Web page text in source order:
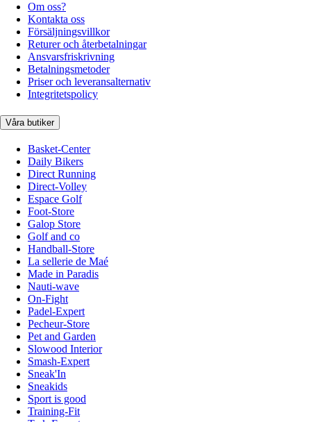
Om oss?
Kontakta oss
Försäljningsvillkor
Returer och återbetalningar
Ansvarsfriskrivning
Betalningsmetoder
Priser och leveransalternativ
Integritetspolicy
Våra butiker
Basket-Center
Daily Bikers
Direct Running
Direct-Volley
Espace Golf
Foot-Store
Galop Store
Golf and co
Handball-Store
La sellerie de Maé
Made in Paradis
Nauti-wave
On-Fight
Padel-Expert
Pecheur-Store
Pet and Garden
Slowood Interior
Smash-Expert
Sneak'In
Sneakids
Sport is good
Training-Fit